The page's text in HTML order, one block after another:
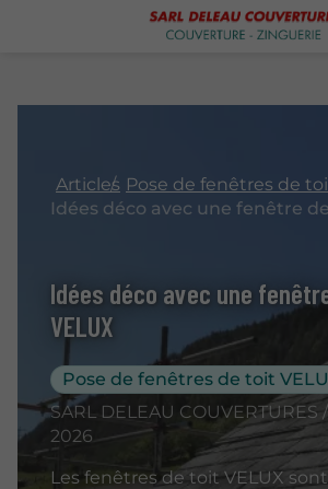
Articles Pose de fenêtres de
Idées déco avec une
VELUX
Pose de fenêtres de toit
SARL DELEAU COUVERTURES
2026
Les fenêtres de toit VELUX